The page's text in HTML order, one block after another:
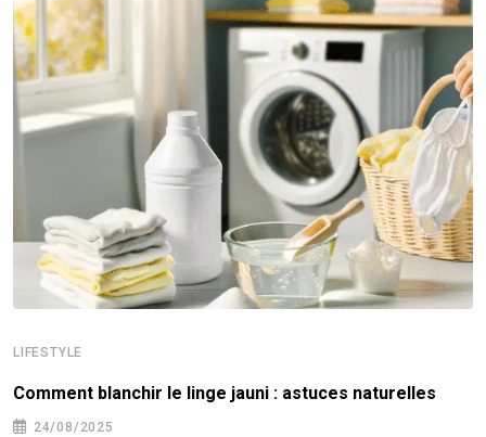
LIFESTYLE
Comment blanchir le linge jauni : astuces naturelles
24/08/2025